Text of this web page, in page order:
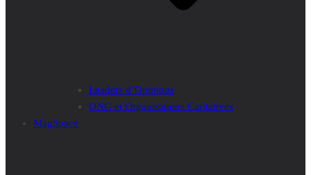
Leaders d’Opinions
ONG et Organisations Caritatives
MagSpace